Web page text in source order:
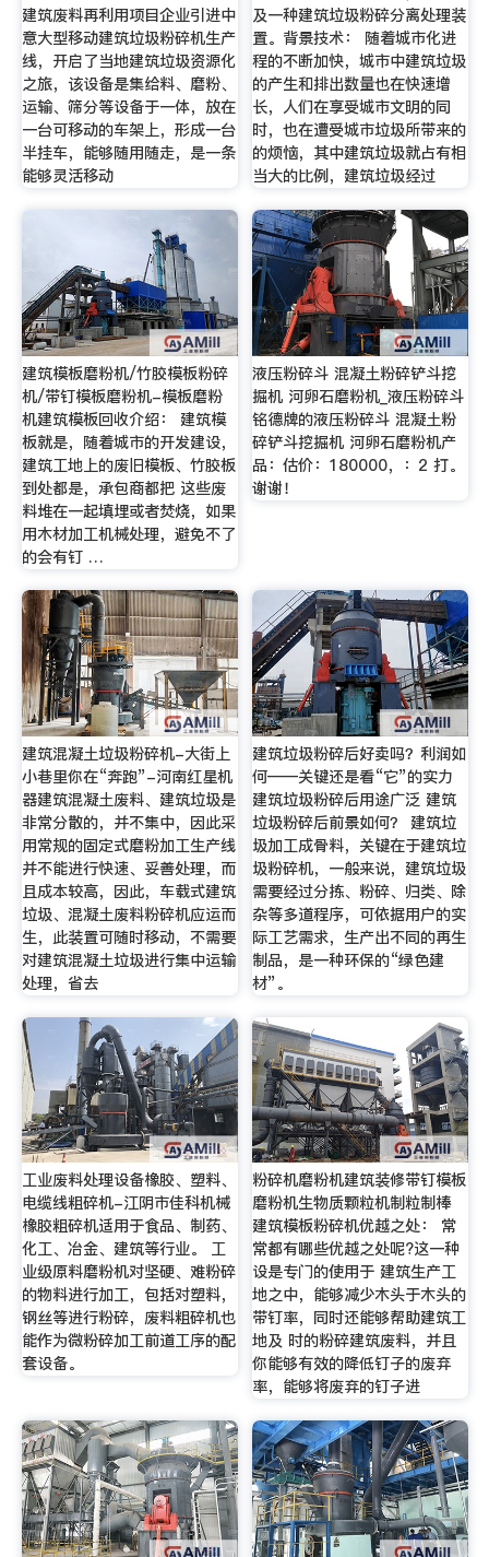
建筑废料再利用项目企业引进中
意大型移动建筑垃圾粉碎机生产
线，开启了当地建筑垃圾资源化
之旅，该设备是集给料、磨粉、
运输、筛分等设备于一体，放在
一台可移动的车架上，形成一台
半挂车，能够随用随走，是一条
能够灵活移动
及一种建筑垃圾粉碎分离处理装
置。背景技术： 随着城市化进
程的不断加快，城市中建筑垃圾
的产生和排出数量也在快速增
长，人们在享受城市文明的同
时，也在遭受城市垃圾所带来的
的烦恼，其中建筑垃圾就占有相
当大的比例，建筑垃圾经过
建筑模板磨粉机/竹胶模板粉碎
机/带钉模板磨粉机-模板磨粉
机建筑模板回收介绍： 建筑模
板就是，随着城市的开发建设，
建筑工地上的废旧模板、竹胶板
到处都是，承包商都把 这些废
料堆在一起填埋或者焚烧，如果
用木材加工机械处理，避免不了
的会有钉 …
液压粉碎斗 混凝土粉碎铲斗挖
掘机 河卵石磨粉机_液压粉碎斗
铭德牌的液压粉碎斗 混凝土粉
碎铲斗挖掘机 河卵石磨粉机产
品：估价：180000，：2 打。
谢谢！
建筑混凝土垃圾粉碎机-大街上
小巷里你在“奔跑”-河南红星机
器建筑混凝土废料、建筑垃圾是
非常分散的，并不集中，因此采
用常规的固定式磨粉加工生产线
并不能进行快速、妥善处理，而
且成本较高，因此，车载式建筑
垃圾、混凝土废料粉碎机应运而
生，此装置可随时移动，不需要
对建筑混凝土垃圾进行集中运输
处理，省去
建筑垃圾粉碎后好卖吗？利润如
何——关键还是看“它”的实力
建筑垃圾粉碎后用途广泛 建筑
垃圾粉碎后前景如何？ 建筑垃
圾加工成骨料，关键在于建筑垃
圾粉碎机，一般来说，建筑垃圾
需要经过分拣、粉碎、归类、除
杂等多道程序，可依据用户的实
际工艺需求，生产出不同的再生
制品，是一种环保的“绿色建
材”。
工业废料处理设备橡胶、塑料、
电缆线粗碎机-江阴市佳科机械
橡胶粗碎机适用于食品、制药、
化工、冶金、建筑等行业。 工
业级原料磨粉机对坚硬、难粉碎
的物料进行加工，包括对塑料，
钢丝等进行粉碎，废料粗碎机也
能作为微粉碎加工前道工序的配
套设备。
粉碎机磨粉机建筑装修带钉模板
磨粉机生物质颗粒机制粒制棒
建筑模板粉碎机优越之处： 常
常都有哪些优越之处呢?这一种
设是专门的使用于 建筑生产工
地之中，能够减少木头于木头的
带钉率，同时还能够帮助建筑工
地及 时的粉碎建筑废料，并且
你能够有效的降低钉子的废弃
率，能够将废弃的钉子进